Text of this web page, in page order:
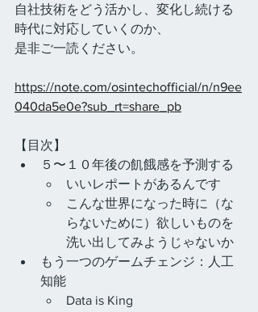
自社技術をどう活かし、変化し続ける
時代に対応していくのか、
是非ご一読ください。
https://note.com/osintechofficial/n/n9ee
040da5e0e?sub_rt=share_pb
【目次】
５〜１０年後の飢餓感を予測する
いいレポートがあるんです
こんな世界になった時に（な
らないために）欲しいものを
洗い出してみようじゃないか
もう一つのゲームチェンジ：人工
知能
Data is King